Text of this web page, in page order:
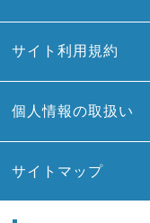
サイト利用規約
個人情報の取扱い
サイトマップ